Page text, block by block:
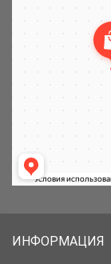
ИНФОРМАЦИЯ